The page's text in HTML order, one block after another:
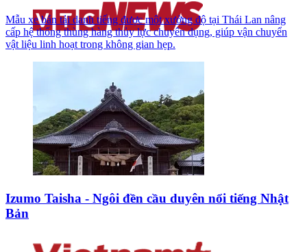
Mẫu xe bán tải danh tiếng được một xưởng độ tại Thái Lan nâng
cấp hệ thống thùng hàng thủy lực chuyên dụng, giúp vận chuyển
vật liệu linh hoạt trong không gian hẹp.
Izumo Taisha - Ngôi đền cầu duyên nổi tiếng Nhật
Bản